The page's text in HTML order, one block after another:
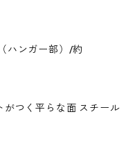
ハンガー部）/約
がつく平らな面 スチール